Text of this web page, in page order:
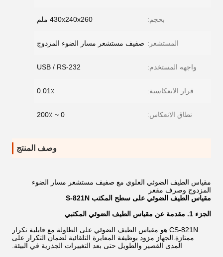
بحجم: 430x240x260 ملم
المستشعر: صفيف مستشعر مسار الضوء المزدوج
واجهه المستخدم: USB / RS-232
قرار الانعكاسية: 0.01٪
نطاق الانعكاس: 0 ~ 200٪
وصف المنتج
مقياس الطيف الضوئي العلوي مع صفيف مستشعر مسار الضوء
المزدوج وصرف مقعر
مقياس الطيف الضوئي على سطح المكتب S-821N
الجزء 1. مقدمة عن مقياس الطيف الضوئي المكتبي
CS-821N هو مقياس الطيف الضوئي على الطاولة مع قابلية تكرار
ممتازة.الجهاز مزود بوظيفة المعايرة التلقائية لضمان التكرار على
المدى القصير والطويل حتى بعد التغييرات الجذرية في البيئة.